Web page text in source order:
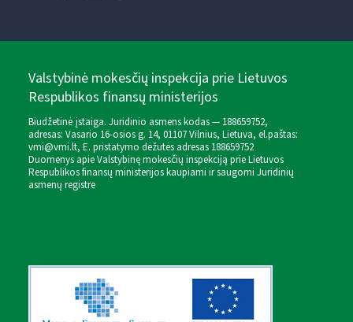
Valstybinė mokesčių inspekcija prie Lietuvos
Respublikos finansų ministerijos
Biudžetinė įstaiga. Juridinio asmens kodas — 188659752,
adresas: Vasario 16-osios g. 14, 01107 Vilnius, Lietuva, el.paštas:
vmi@vmi.lt, E. pristatymo dėžutės adresas 188659752
Duomenys apie Valstybinę mokesčių inspekciją prie Lietuvos
Respublikos finansų ministerijos kaupiami ir saugomi Juridinių
asmenų registre